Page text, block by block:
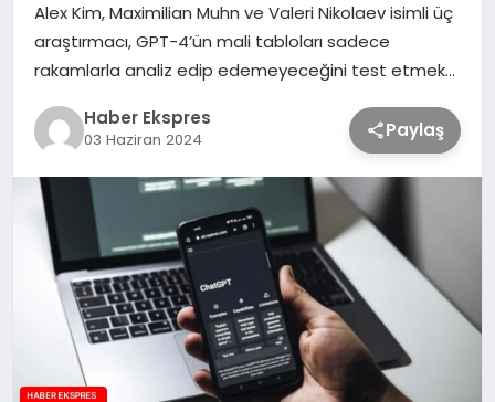
MAGAZİN
Alex Kim, Maximilian Muhn ve Valeri Nikolaev isimli üç
araştırmacı, GPT-4’ün mali tabloları sadece
rakamlarla analiz edip edemeyeceğini test etmek…
Haber Ekspres
03 Haziran 2024 Paylaş